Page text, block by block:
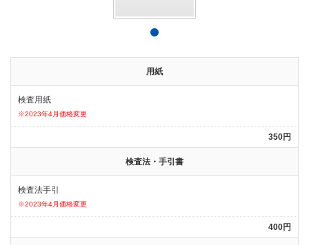
用紙
検査用紙
※2023年4月価格変更
350円
検査法・手引書
検査法手引
※2023年4月価格変更
400円